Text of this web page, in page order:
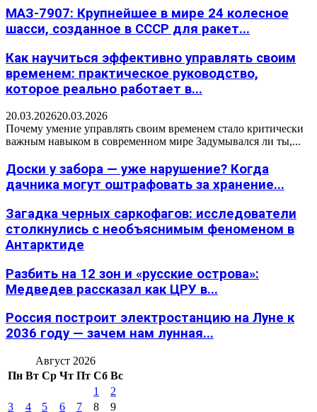
МАЗ-7907: Крупнейшее в мире 24 колесное
шасси, созданное в СССР для ракет...
Как научиться эффективно управлять своим
временем: практическое руководство,
которое реально работает в...
20.03.202620.03.2026
Почему умение управлять своим временем стало критически
важным навыком в современном мире Задумывался ли ты,...
Доски у забора — уже нарушение? Когда
дачника могут оштрафовать за хранение...
Загадка черных саркофагов: исследователи
столкнулись с необъяснимым феноменом в
Антарктиде
Разбить на 12 зон и «русские острова»:
Медведев рассказал как ЦРУ в...
Россия построит электростанцию на Луне к
2036 году — зачем нам лунная...
Август 2026
Пн Вт Ср Чт Пт Сб Вс
1
2
3
4 5 6 7 8
9